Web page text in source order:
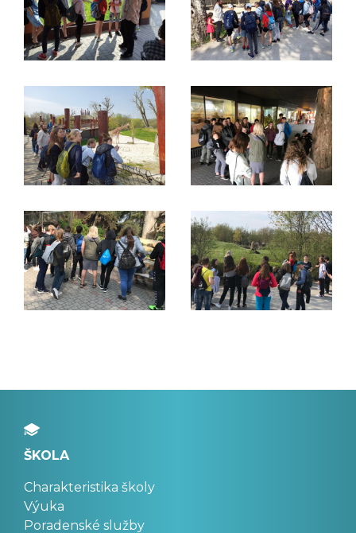
ŠKOLA
Charakteristika školy
Výuka
Poradenské služby